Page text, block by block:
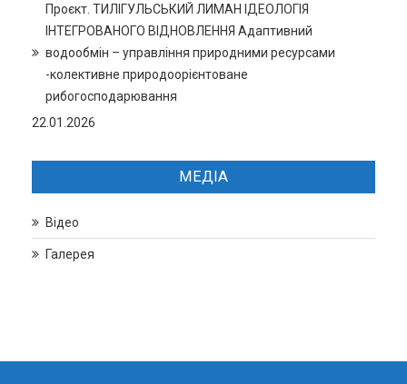
Проєкт. ТИЛІГУЛЬСЬКИЙ ЛИМАН ІДЕОЛОГІЯ
ІНТЕГРОВАНОГО ВІДНОВЛЕННЯ Адаптивний
водообмін – управління природними ресурсами
-колективне природоорієнтоване
рибогосподарювання
22.01.2026
МЕДІА
Відео
Галерея